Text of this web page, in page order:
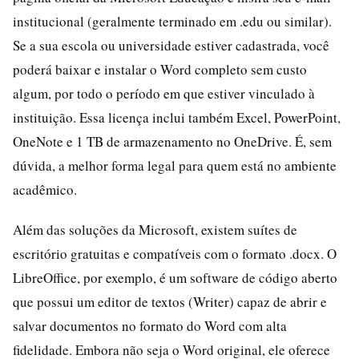
institucional (geralmente terminado em .edu ou similar).
Se a sua escola ou universidade estiver cadastrada, você
poderá baixar e instalar o Word completo sem custo
algum, por todo o período em que estiver vinculado à
instituição. Essa licença inclui também Excel, PowerPoint,
OneNote e 1 TB de armazenamento no OneDrive. É, sem
dúvida, a melhor forma legal para quem está no ambiente
acadêmico.
Além das soluções da Microsoft, existem suítes de
escritório gratuitas e compatíveis com o formato .docx. O
LibreOffice, por exemplo, é um software de código aberto
que possui um editor de textos (Writer) capaz de abrir e
salvar documentos no formato do Word com alta
fidelidade. Embora não seja o Word original, ele oferece